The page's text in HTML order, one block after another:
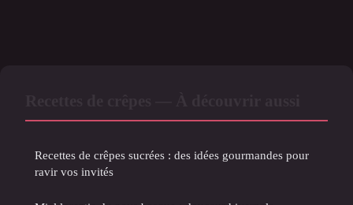
Recettes de crêpes sucrées : des idées gourmandes pour
ravir vos invités